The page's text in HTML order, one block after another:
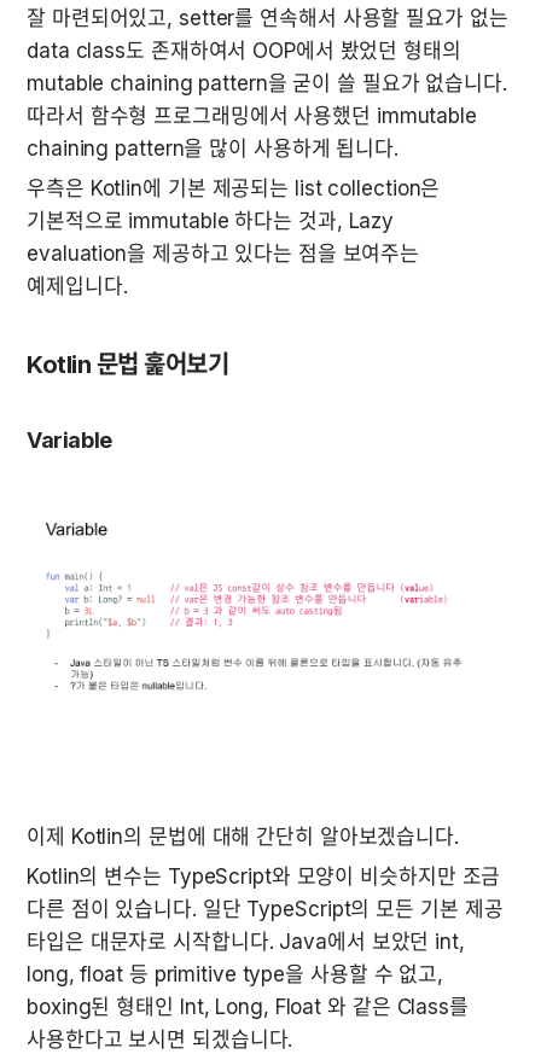
잘 마련되어있고, setter를 연속해서 사용할 필요가 없는
data class도 존재하여서 OOP에서 봤었던 형태의
mutable chaining pattern을 굳이 쓸 필요가 없습니다.
따라서 함수형 프로그래밍에서 사용했던 immutable
chaining pattern을 많이 사용하게 됩니다.
우측은 Kotlin에 기본 제공되는 list collection은
기본적으로 immutable 하다는 것과, Lazy
evaluation을 제공하고 있다는 점을 보여주는
예제입니다.
Kotlin 문법 훑어보기
Variable
이제 Kotlin의 문법에 대해 간단히 알아보겠습니다.
Kotlin의 변수는 TypeScript와 모양이 비슷하지만 조금
다른 점이 있습니다. 일단 TypeScript의 모든 기본 제공
타입은 대문자로 시작합니다. Java에서 보았던 int,
long, float 등 primitive type을 사용할 수 없고,
boxing된 형태인 Int, Long, Float 와 같은 Class를
사용한다고 보시면 되겠습니다.